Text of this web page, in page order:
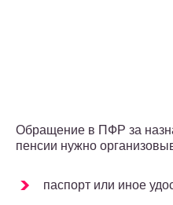
Обращение в ПФР за
пенсии нужно
паспорт или иное